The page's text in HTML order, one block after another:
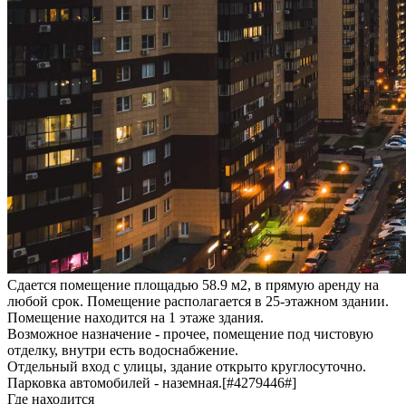
Сдается помещение площадью 58.9 м2, в прямую аренду на
любой срок. Помещение располагается в 25-этажном здании.
Помещение находится на 1 этаже здания.
Возможное назначение - прочее, помещение под чистовую
отделку, внутри есть водоснабжение.
Отдельный вход с улицы, здание открыто круглосуточно.
Парковка автомобилей - наземная.[#4279446#]
Где находится